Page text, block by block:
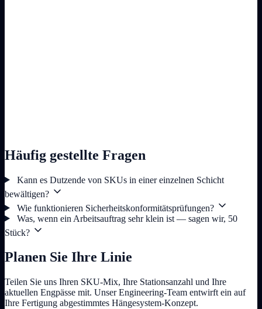
Häufig gestellte Fragen
Kann es Dutzende von SKUs in einer einzelnen Schicht
bewältigen?
Wie funktionieren Sicherheitskonformitätsprüfungen?
Was, wenn ein Arbeitsauftrag sehr klein ist — sagen wir, 50
Stück?
Planen Sie Ihre Linie
Teilen Sie uns Ihren SKU-Mix, Ihre Stationsanzahl und Ihre
aktuellen Engpässe mit. Unser Engineering-Team entwirft ein auf
Ihre Fertigung abgestimmtes Hängesystem-Konzept.